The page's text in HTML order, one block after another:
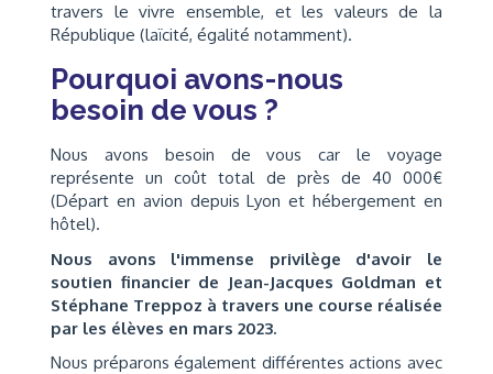
travers le vivre ensemble, et les valeurs de la
République (laïcité, égalité notamment).
Pourquoi avons-nous
besoin de vous ?
Nous avons besoin de vous car le voyage
représente un coût total de près de 40 000€
(Départ en avion depuis Lyon et hébergement en
hôtel).
Nous avons l'immense privilège d'avoir le
soutien financier de Jean-Jacques Goldman et
Stéphane Treppoz à travers une course réalisée
par les élèves en mars 2023.
Nous préparons également différentes actions avec